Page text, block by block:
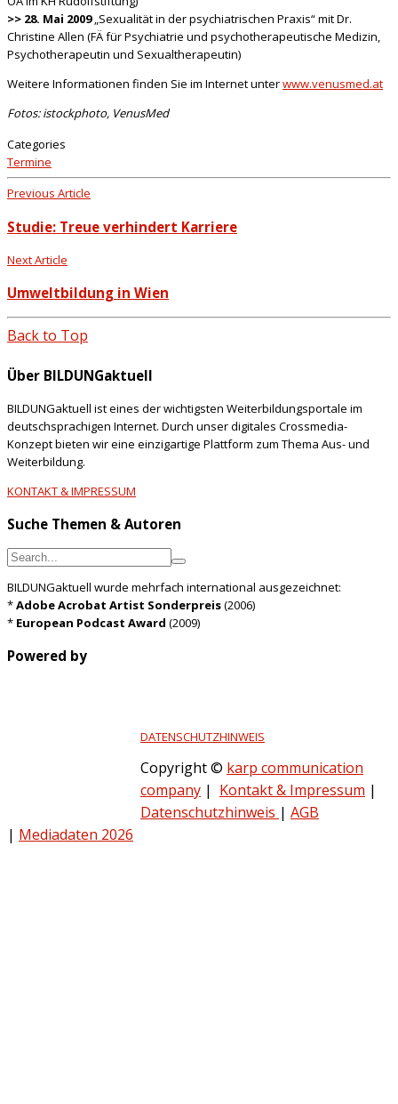
>> 28. Mai 2009„Sexualität in der psychiatrischen Praxis“ mit Dr.
Christine Allen (FÄ für Psychiatrie und psychotherapeutische Medizin,
Psychotherapeutin und Sexualtherapeutin)
Weitere Informationen finden Sie im Internet unterwww.venusmed.at
Fotos: istockphoto, VenusMed
Categories
Termine
Previous Article
Studie: Treue verhindert Karriere
Next Article
Umweltbildung in Wien
Back to Top
Über BILDUNGaktuell
BILDUNGaktuell ist eines der wichtigsten Weiterbildungsportale im
deutschsprachigen Internet. Durch unser digitales Crossmedia-
Konzept bieten wir eine einzigartige Plattform zum Thema Aus- und
Weiterbildung.
KONTAKT & IMPRESSUM
Suche Themen & Autoren
BILDUNGaktuell wurde mehrfach international ausgezeichnet:
*Adobe Acrobat Artist Sonderpreis(2006)
* European Podcast Award (2009)
Powered by
DATENSCHUTZHINWEIS
Copyright © karp communication
company | Kontakt & Impressum |
Datenschutzhinweis | AGB
| Mediadaten 2026